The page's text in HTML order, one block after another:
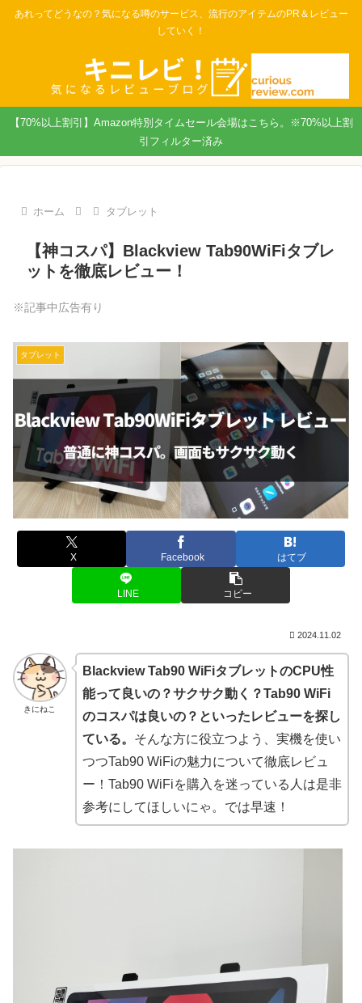
あれってどうなの？気になる噂のサービス、流行のアイテムのPR＆レビュー
していく！
【70%以上割引】Amazon特別タイムセール会場はこちら。※70%以上割
引フィルター済み
ホーム タブレット
【神コスパ】Blackview Tab90WiFiタブレ
ットを徹底レビュー！
※記事中広告有り
タブレット
X Facebook はてブ
LINE コピー
2024.11.02
きにねこ
Blackview Tab90 WiFiタブレットのCPU性
能って良いの？サクサク動く？Tab90 WiFi
のコスパは良いの？といったレビューを探し
ている。 そんな方に役立つよう、実機を使い
つつTab90 WiFiの魅力について徹底レビュ
ー！Tab90 WiFiを購入を迷っている人は是非
参考にしてほしいにゃ。では早速！